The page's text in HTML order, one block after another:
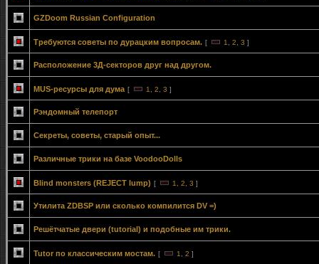
GZDoom Russian Configuration
Требуются советы по дурацким вопросам. [ 1 2 3 ]
Расположение 3Д-секторов друг над другом.
MUS-ресурсы для дума [ 1 2 3 ]
Рэндомный телепорт
Секреты, советы, старый опыт...
Различные трики на базе VoodooDolls
Blind monsters (REJECT lump) [ 1 2 3 ]
Утилита ZDBSP или сколько компилится DV =)
Решётчатые двери (tutorial) и подобные им трики.
Tutor по классическим мостам. [ 1 2 ]